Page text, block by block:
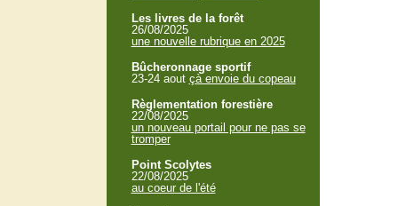
Les livres de la forêt
26/08/2025
une nouvelle rubrique en 2025
Bûcheronnage sportif
23-24 aout çà envoie du copeau
Règlementation forestière
22/08/2025
un nouveau portail pour ne pas se
tromper
Point Scolytes
22/08/2025
au coeur de l'été